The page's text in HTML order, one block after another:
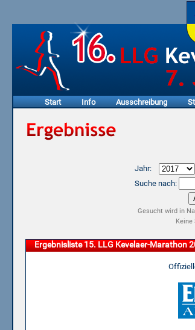
Start Info Ausschreibung
Jahr:
Suche nach:
Gesucht wird in
Keine
Ergebnisliste 15. LLG Kevelaer-Marathon